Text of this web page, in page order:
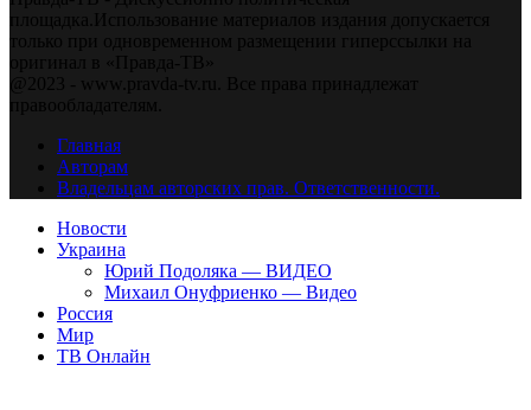
площадка.Использование материалов издания допускается
только при одновременном размещении гиперссылки на
оригинал в «Правда-ТВ»
@2023 - www.pravda-tv.ru. Все права принадлежат
правообладателям.
Главная
Авторам
Владельцам авторских прав. Ответственности.
Новости
Украина
Юрий Подоляка — ВИДЕО
Михаил Онуфриенко — Видео
Россия
Мир
ТВ Онлайн